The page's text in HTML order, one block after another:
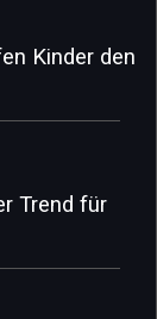
Kinder den
Trend für